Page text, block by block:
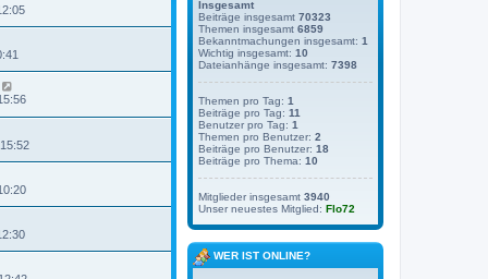
Insgesamt
Beiträge insgesamt 70323
Themen insgesamt 6859
Bekanntmachungen insgesamt: 1
Wichtig insgesamt: 10
Dateianhänge insgesamt: 7398
Themen pro Tag: 1
Beiträge pro Tag: 11
Benutzer pro Tag: 1
Themen pro Benutzer: 2
Beiträge pro Benutzer: 18
Beiträge pro Thema: 10
Mitglieder insgesamt 3940
Unser neuestes Mitglied: Flo72
WER IST ONLINE?